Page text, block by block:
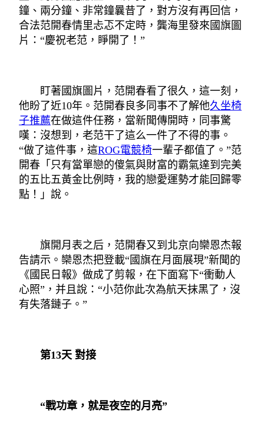
鐘、兩分鐘、非常鐘曩昔了，對方沒有再回信，
合法范開春情里忐忑不定時，龔海里發來國旗圖
片：“慶祝老范，睜開了！”
盯著國旗圖片，范開春看了很久，這一刻，
他盼了近10年。范開春良多同事不了解他久坐椅
子推薦在做這件任務，當新聞傳開時，同事驚
嘆：沒想到，老范干了這么一件了不得的事。
“做了這件事，這ROG電競椅一輩子都值了。”范
開春「只有當單戀的傻氣與財富的霸氣達到完美
的五比五黃金比例時，我的戀愛運勢才能回歸零
點！」說。
旗開月表之后，范開春又到北京向欒恩杰報
告請示。欒恩杰把登載“國旗在月面展現”新聞的
《國民日報》做成了剪報，在下面寫下“衝動人
心照”，并且說：“小范你此次為航天抹黑了，沒
有失落鏈子。”
第13天 對接
“戰功章，就是夜空的月亮”